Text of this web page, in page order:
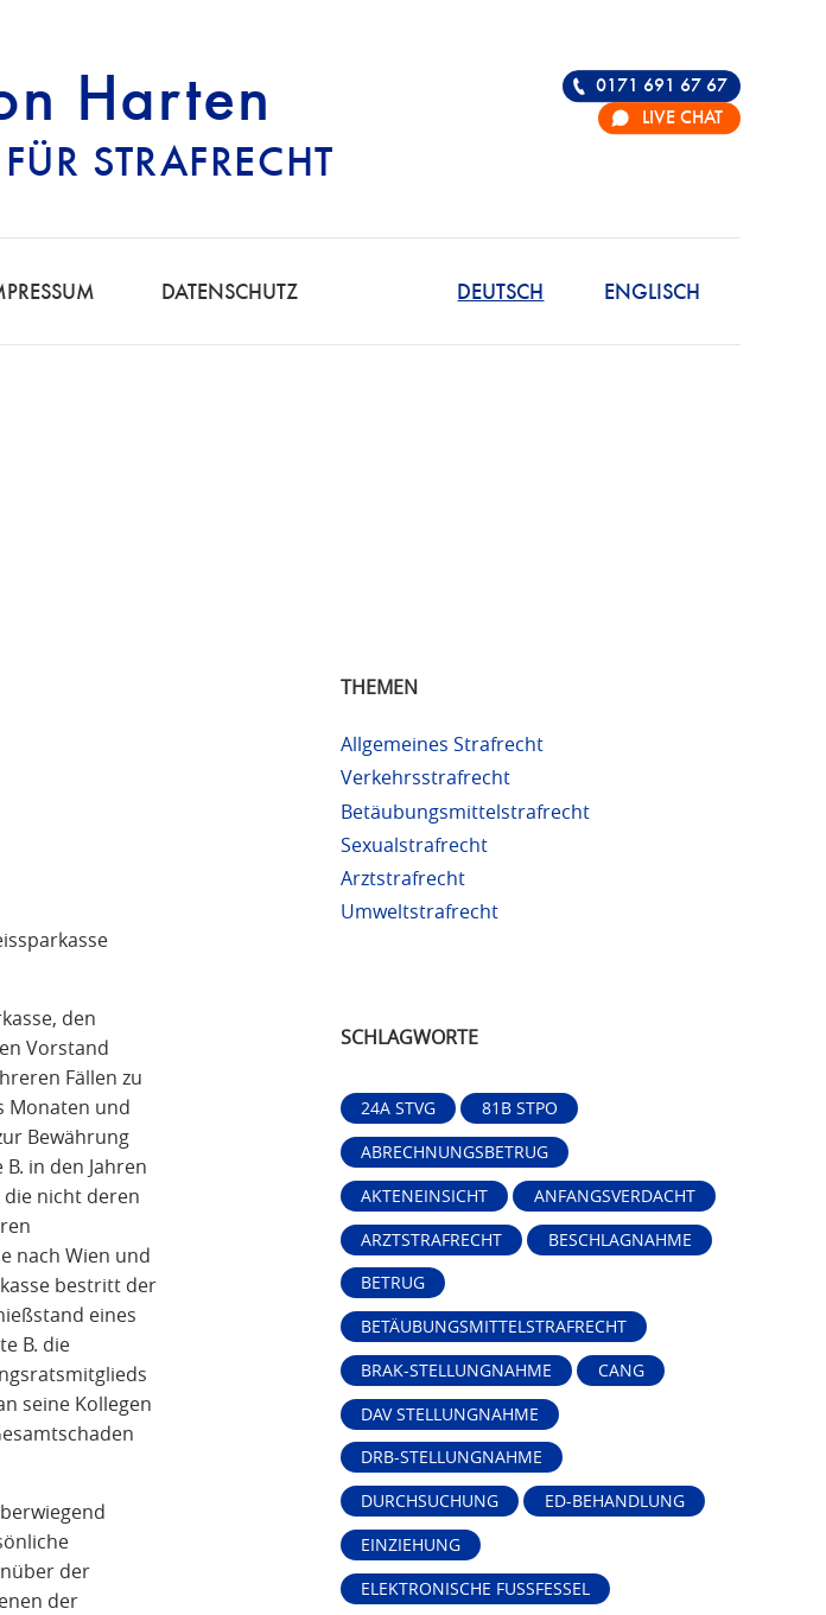
Harten
STRAFRECHT
FÜR DIE
DATENSCHUTZ ENGLISCH
DEUTSCH
0171 691 67 67
LIVE CHAT
den
Vorstand
Fällen zu
Monaten und
Bewährung
in den Jahren
nicht deren
nach Wien und
bestritt der
eines
B. die
seine Kollegen
der
der
THEMEN
Allgemeines Strafrecht
Verkehrsstrafrecht
Betäubungsmittelstrafrecht
Sexualstrafrecht
Arztstrafrecht
Umweltstrafrecht
SCHLAGWORTE
24A STVG
81B STPO
ABRECHNUNGSBETRUG
AKTENEINSICHT
ANFANGSVERDACHT
ARZTSTRAFRECHT
BESCHLAGNAHME
BETRUG
BETÄUBUNGSMITTELSTRAFRECHT
BRAK-STELLUNGNAHME
CANG
DAV STELLUNGNAHME
DRB-STELLUNGNAHME
DURCHSUCHUNG
ED-BEHANDLUNG
EINZIEHUNG
ELEKTRONISCHE FUSSFESSEL